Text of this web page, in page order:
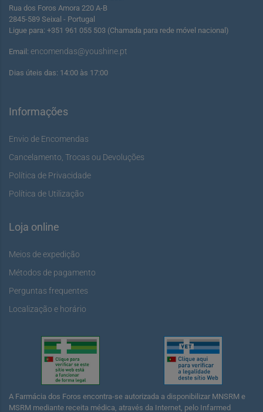
Rua dos Foros Amora 220 A-B
2845-589 Seixal - Portugal
Ligue para: +351 961 055 503 (Chamada para rede móvel nacional)
Email: encomendas@youshine.pt
Dias úteis das: 14:00 às 17:00
Informações
Envio de Encomendas
Cancelamento, Trocas ou Devoluções
Política de Privacidade
Política de Utilização
Loja online
Meios de expedição
Métodos de pagamento
Perguntas frequentes
Localização e horário
A Farmácia dos Foros encontra-se autorizada a disponibilizar MNSRM e
MSRM mediante receita médica, através da Internet, pelo Infarmed